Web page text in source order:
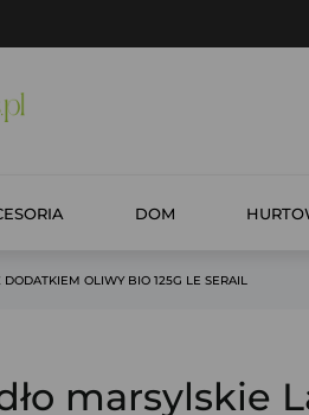
DOM
OLIWY BIO 125G LE SERAIL
marsylskie